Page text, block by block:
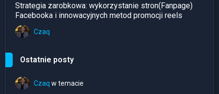
Strategia zarobkowa: wykorzystanie stron(Fanpage)
Facebooka i innowacyjnych metod promocji reels
Czaq
Ostatnie posty
Czaq w temacie